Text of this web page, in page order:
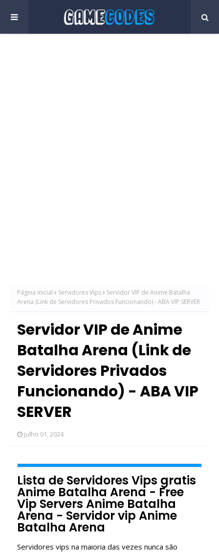
Página inicial Servidores Vips
Servidor VIP de Anime Batalha
Arena (Link de Servidores Privados Funcionando) - ABA VIP SERVER
Servidor VIP de Anime
Batalha Arena (Link de
Servidores Privados
Funcionando) - ABA VIP
SERVER
julho 01, 2024
Lista de Servidores Vips gratis
Anime Batalha Arena - Free
Vip Servers Anime Batalha
Arena - Servidor vip Anime
Batalha Arena
Servidores vips na maioria das vezes nunca são